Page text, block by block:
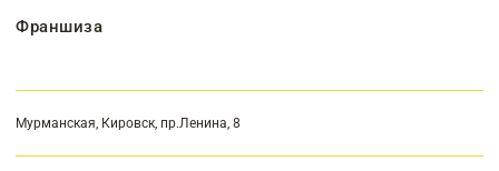
Франшиза
Мурманская, Кировск, пр.Ленина, 8